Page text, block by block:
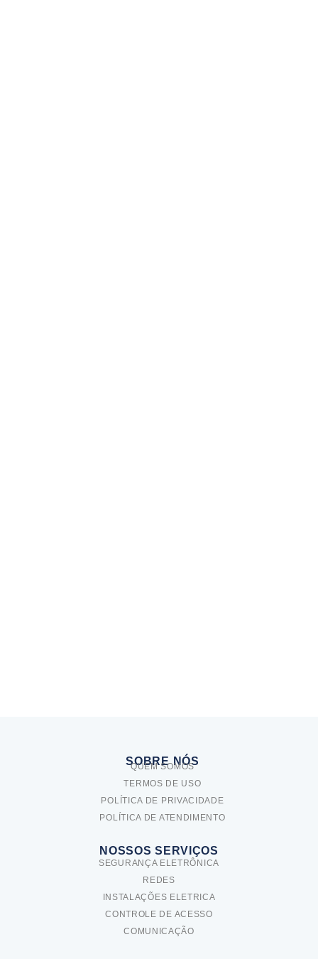
SOBRE NÓS
QUEM SOMOS
TERMOS DE USO
POLÍTICA DE PRIVACIDADE
POLÍTICA DE ATENDIMENTO
NOSSOS SERVIÇOS
SEGURANÇA ELETRÔNICA
REDES
INSTALAÇÕES ELETRICA
CONTROLE DE ACESSO
COMUNICAÇÃO